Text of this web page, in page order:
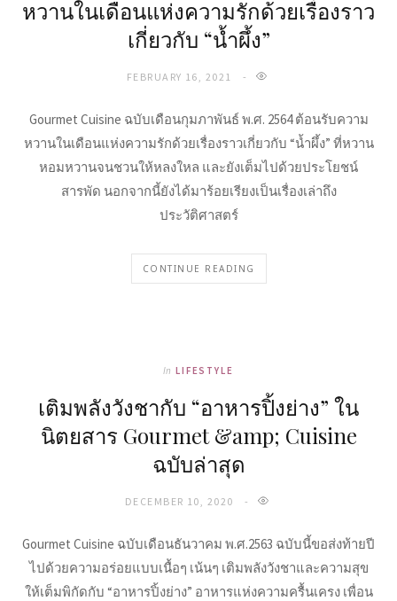
หวานในเดือนแห่งความรักด้วยเรื่องราว
เกี่ยวกับ “น้ำผึ้ง”
FEBRUARY 16, 2021
Gourmet Cuisine ฉบับเดือนกุมภาพันธ์ พ.ศ. 2564 ต้อนรับความ
หวานในเดือนแห่งความรักด้วยเรื่องราวเกี่ยวกับ “น้ำผึ้ง” ที่หวาน
หอมหวานจนชวนให้หลงใหล และยังเต็มไปด้วยประโยชน์
สารพัด นอกจากนี้ยังได้มาร้อยเรียงเป็นเรื่องเล่าถึง
ประวัติศาสตร์
CONTINUE READING
In LIFESTYLE
เติมพลังวังชากับ “อาหารปิ้งย่าง” ใน
นิตยสาร Gourmet &amp; Cuisine
ฉบับล่าสุด
DECEMBER 10, 2020
Gourmet Cuisine ฉบับเดือนธันวาคม พ.ศ.2563 ฉบับนี้ขอส่งท้ายปี
ไปด้วยความอร่อยแบบเนื้อๆ เน้นๆ เติมพลังวังชาและความสุข
ให้เต็มพิกัดกับ “อาหารปิ้งย่าง” อาหารแห่งความครื้นเครง เพื่อน